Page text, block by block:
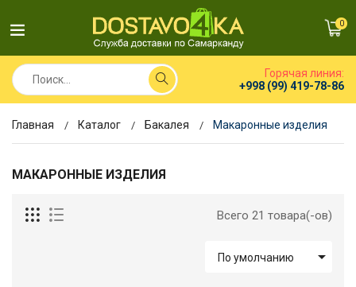
0
Горячая линия:
+998 (99) 419-78-86
Главная Каталог Бакалея Макаронные изделия
МАКАРОННЫЕ ИЗДЕЛИЯ
Всего 21 товара(-ов)
По умолчанию 